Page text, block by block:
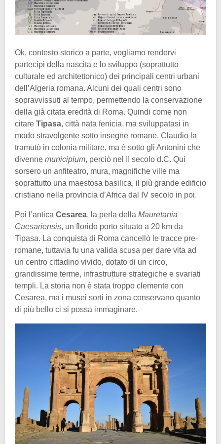
Ok, contesto storico a parte, vogliamo rendervi
partecipi della nascita e lo sviluppo (soprattutto
culturale ed architettonico) dei principali centri urbani
dell’Algeria romana. Alcuni dei quali centri sono
sopravvissuti al tempo, permettendo la conservazione
della già citata eredità di Roma. Quindi come non
citare Tipasa, città nata fenicia, ma sviluppatasi in
modo stravolgente sotto insegne romane. Claudio la
tramutò in colonia militare, ma è sotto gli Antonini che
divenne municipium, perciò nel II secolo d.C. Qui
sorsero un anfiteatro, mura, magnifiche ville ma
soprattutto una maestosa basilica, il più grande edificio
cristiano nella provincia d’Africa dal IV secolo in poi.
Poi l’antica Cesarea, la perla della Mauretania
Caesariensis, un florido porto situato a 20 km da
Tipasa. La conquista di Roma cancellò le tracce pre-
romane, tuttavia fu una valida scusa per dare vita ad
un centro cittadino vivido, dotato di un circo,
grandissime terme, infrastrutture strategiche e svariati
templi. La storia non è stata troppo clemente con
Cesarea, ma i musei sorti in zona conservano quanto
di più bello ci si possa immaginare.